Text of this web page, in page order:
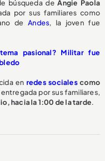
búsqueda deAngie Paola
por sus familiares como
deAndes, la joven fue
pasional? Militar fue
en redes socialescomo
por sus familiares,
hacia la 1:00 de la tarde.